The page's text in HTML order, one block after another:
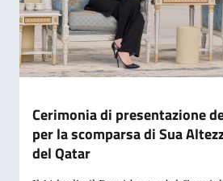
Cerimonia di presentazione
per la scomparsa di Sua
del Qatar